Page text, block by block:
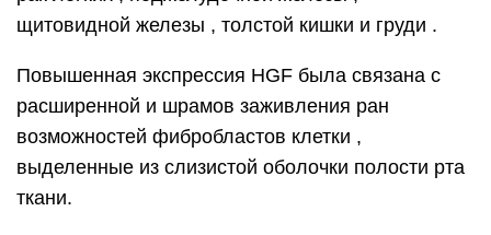
щитовидной железы , толстой кишки и груди .
Повышенная экспрессия HGF была связана с
расширенной и шрамов заживления ран
возможностей фибробластов клетки ,
выделенные из слизистой оболочки полости рта
ткани.